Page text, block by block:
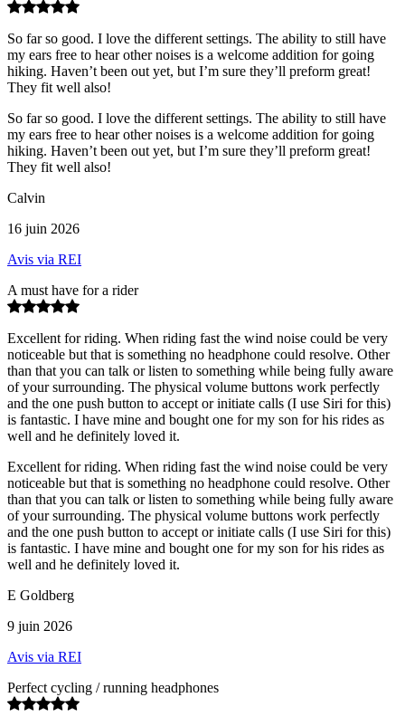
So far so good. I love the different settings. The ability to still have
my ears free to hear other noises is a welcome addition for going
hiking. Haven’t been out yet, but I’m sure they’ll preform great!
They fit well also!
So far so good. I love the different settings. The ability to still have
my ears free to hear other noises is a welcome addition for going
hiking. Haven’t been out yet, but I’m sure they’ll preform great!
They fit well also!
Calvin
16 juin 2026
Avis via REI
A must have for a rider
Excellent for riding. When riding fast the wind noise could be very
noticeable but that is something no headphone could resolve. Other
than that you can talk or listen to something while being fully aware
of your surrounding. The physical volume buttons work perfectly
and the one push button to accept or initiate calls (I use Siri for this)
is fantastic. I have mine and bought one for my son for his rides as
well and he definitely loved it.
Excellent for riding. When riding fast the wind noise could be very
noticeable but that is something no headphone could resolve. Other
than that you can talk or listen to something while being fully aware
of your surrounding. The physical volume buttons work perfectly
and the one push button to accept or initiate calls (I use Siri for this)
is fantastic. I have mine and bought one for my son for his rides as
well and he definitely loved it.
E Goldberg
9 juin 2026
Avis via REI
Perfect cycling / running headphones